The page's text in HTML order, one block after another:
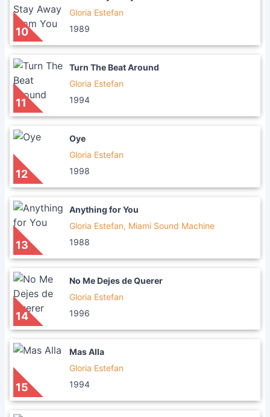
10
Gloria Estefan
1989
11
Turn The Beat Around
Gloria Estefan
1994
12
Oye
Gloria Estefan
1998
13
Anything for You
Gloria Estefan, Miami Sound Machine
1988
14
No Me Dejes de Querer
Gloria Estefan
1996
15
Mas Alla
Gloria Estefan
1994